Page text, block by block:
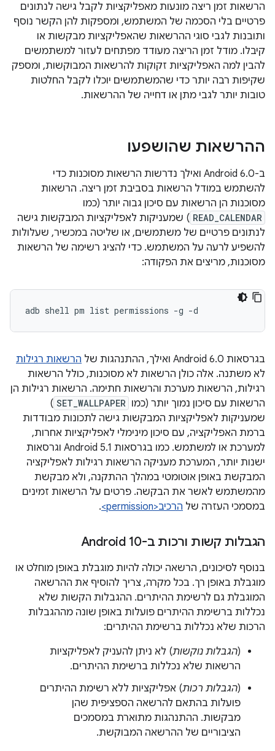
הרשאות זמן ריצה מונעות מאפליקציות לקבל גישה לנתונים
פרטיים בלי הסכמה של המשתמש, ומספקות להן הקשר נוסף
ותובנות לגבי סוגי ההרשאות שהאפליקציות מבקשות או
קיבלו. מודל זמן הריצה מעודד מפתחים לעזור למשתמשים
להבין למה האפליקציות זקוקות להרשאות המבוקשות, ומספק
שקיפות רבה יותר כדי שהמשתמשים יוכלו לקבל החלטות
טובות יותר לגבי מתן או דחייה של ההרשאות.
ההרשאות שהושפעו
ב-Android 6.0 ואילך נדרשות הרשאות מסוכנות כדי
להשתמש במודל הרשאות בסביבת זמן ריצה. הרשאות
מסוכנות הן הרשאות עם סיכון גבוה יותר (כמו
READ_CALENDAR ) שמעניקות לאפליקציות המבקשות גישה
לנתונים פרטיים של משתמשים, או שליטה במכשיר, שעלולות
להשפיע לרעה על המשתמש. כדי להציג רשימה של הרשאות
מסוכנות, מריצים את הפקודה:
adb shell pm list permissions -g -d
בגרסאות Android 6.0 ואילך, ההתנהגות של
הרשאות רגילות
לא משתנה. אלה כולן הרשאות לא מסוכנות, כולל הרשאות
רגילות, הרשאות מערכת והרשאות חתימה. הרשאות רגילות הן
הרשאות עם סיכון נמוך יותר (כמו SET_WALLPAPER
)
שמעניקות לאפליקציות המבקשות גישה לתכונות מבודדות
ברמת האפליקציה, עם סיכון מינימלי לאפליקציות אחרות,
למערכת או למשתמש. כמו בגרסאות Android 5.1 וגרסאות
ישנות יותר, המערכת מעניקה הרשאות רגילות לאפליקציה
המבקשת באופן אוטומטי במהלך ההתקנה, ולא מבקשת
מהמשתמש לאשר את הבקשה. פרטים על הרשאות זמינים
במסמכי העזרה של הרכיב<permission> .
הגבלות קשות ורכות ב-Android 10
בנוסף לסיכונים, הרשאה יכולה להיות מוגבלת באופן מוחלט או
מוגבלת באופן רך. בכל מקרה, צריך להוסיף את ההרשאה
המוגבלת גם לרשימת ההיתרים. ההגבלות הקשות שלא
נכללות ברשימת ההיתרים פועלות באופן שונה מההגבלות
הרכות שלא נכללות ברשימת ההיתרים:
(הגבלות נוקשות) לא ניתן להעניק לאפליקציות
הרשאות שלא נכללות ברשימת ההיתרים.
(הגבלות רכות) אפליקציות ללא רשימת ההיתרים
פועלות בהתאם להרשאה הספציפית שהן
מבקשות. ההתנהגות מתוארת במסמכים
הציבוריים של ההרשאה המבוקשת.